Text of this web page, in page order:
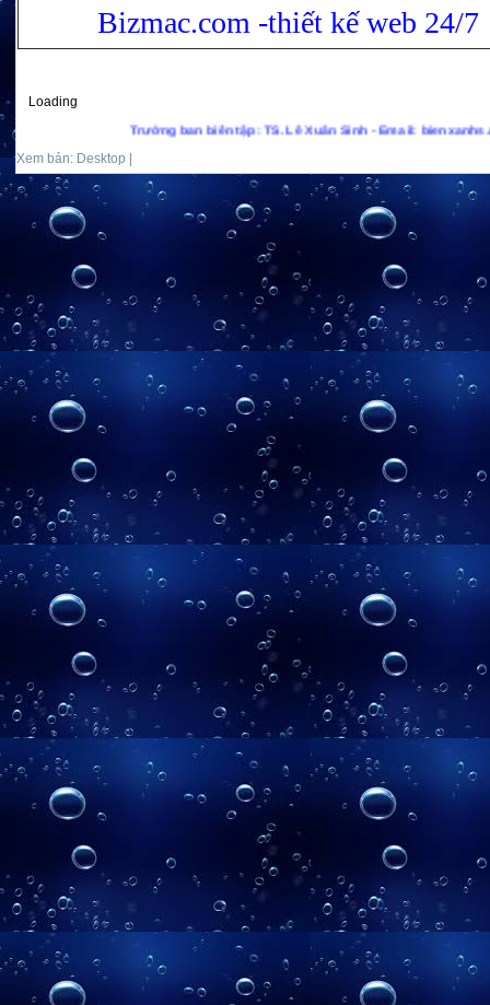
Bizmac.com -thiết kế web 24/7
Loading
Trưởng ban biên tập: TS. Lê Xuân Sinh - Email:
Xem bản: Desktop |